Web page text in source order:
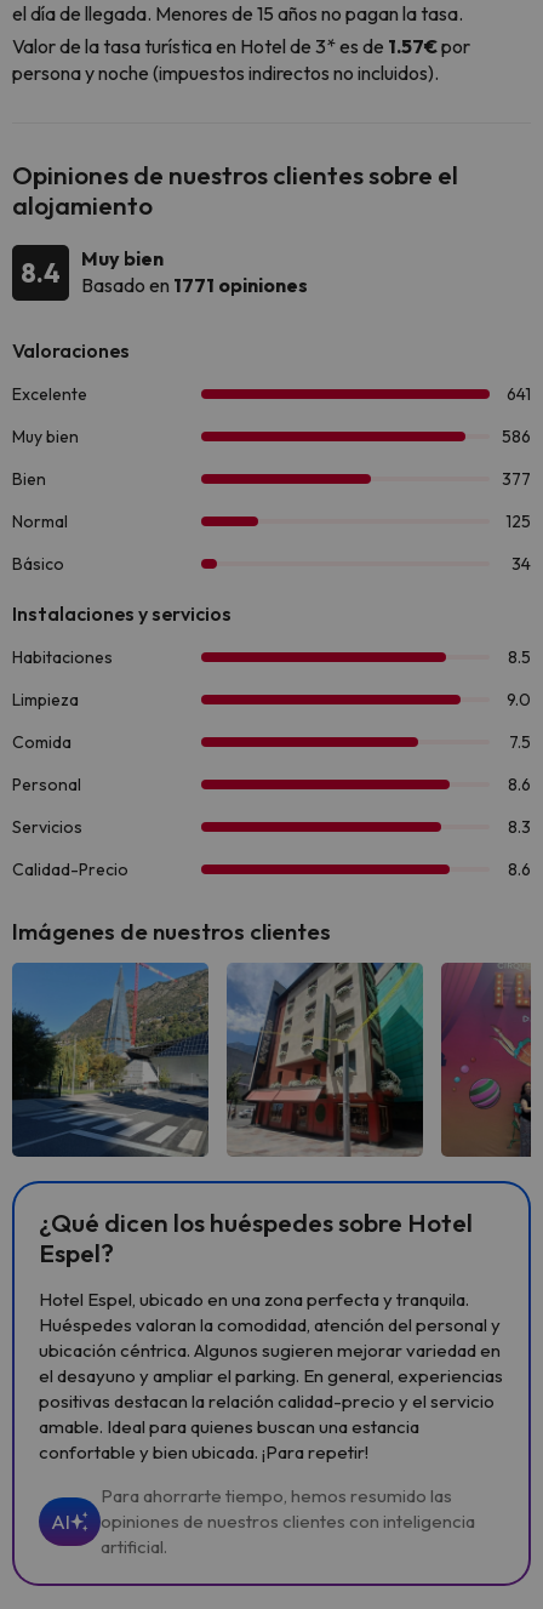
el día de llegada. Menores de 15 años no pagan la tasa.
Valor de la tasa turística en Hotel de 3* es de 1.57€por
persona y noche (impuestos indirectos no incluidos).
Opiniones de nuestros clientes sobre el
alojamiento
8.4
Muy bien
Basado en 1771 opiniones
Imágenes de nuestros clientes
¿Qué dicen los huéspedes sobre Hotel
Espel?
Hotel Espel, ubicado en una zona perfecta y tranquila.
Huéspedes valoran la comodidad, atención del personal y
ubicación céntrica. Algunos sugieren mejorar variedad en
el desayuno y ampliar el parking. En general, experiencias
positivas destacan la relación calidad-precio y el servicio
amable. Ideal para quienes buscan una estancia
confortable y bien ubicada. ¡Para repetir!
AI
Para ahorrarte tiempo, hemos resumido las
opiniones de nuestros clientes con inteligencia
artificial.